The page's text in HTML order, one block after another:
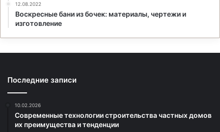
12.08.2022
Воскресные бани из бочек: материалы, чертежи и
изготовление
Последние записи
10.02.2026
Современные технологии строительства частных домов
их преимущества и тенденции